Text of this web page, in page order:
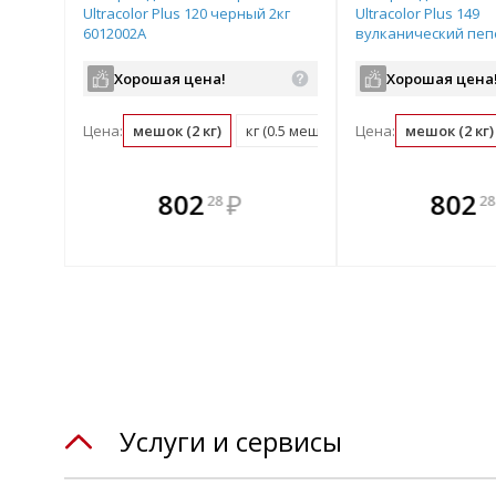
Ultracolor Plus 120 черный 2кг
6012002A
Хорошая цена!
Цена: мешок (2 кг) кг (0.5 мешок)
80228 ₽
В
всегда
Ultracolor Plus 149
вулканический
Хорошая цена!
Цена: мешок (2 кг)
В комплекте
всегда выгоднее!
80228
В
всегда
Услуги и сервисы